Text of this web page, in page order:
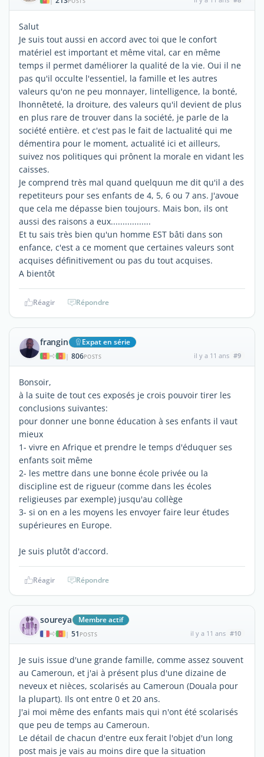
Salut
Je suis tout aussi en accord avec toi que le confort
matériel est important et même vital, car en même
temps il permet daméliorer la qualité de la vie. Oui il ne
pas qu'il occulte l'essentiel, la famille et les autres
valeurs qu'on ne peu monnayer, lintelligence, la bonté,
lhonnêteté, la droiture, des valeurs qu'il devient de plus
en plus rare de trouver dans la société, je parle de la
société entière. et c'est pas le fait de lactualité qui me
démentira pour le moment, actualité ici et ailleurs,
suivez nos politiques qui prônent la morale en vidant les
caisses.
Je comprend très mal quand quelquun me dit qu'il a des
repetiteurs pour ses enfants de 4, 5, 6 ou 7 ans. J'avoue
que cela me dépasse bien toujours. Mais bon, ils ont
aussi des raisons a eux.................
Et tu sais très bien qu'un homme EST bâti dans son
enfance, c'est a ce moment que certaines valeurs sont
acquises définitivement ou pas du tout acquises.
A bientôt
Réagir Répondre
frangin Expat en série
| 806POSTS il y a 11 ans #9
Bonsoir,
à la suite de tout ces exposés je crois pouvoir tirer les
conclusions suivantes:
pour donner une bonne éducation à ses enfants il vaut
mieux
1- vivre en Afrique et prendre le temps d'éduquer ses
enfants soit même
2- les mettre dans une bonne école privée ou la
discipline est de rigueur (comme dans les écoles
religieuses par exemple) jusqu'au collège
3- si on en a les moyens les envoyer faire leur études
supérieures en Europe.
Je suis plutôt d'accord.
Réagir Répondre
soureya Membre actif
| 51 POSTS il y a 11 ans #10
Je suis issue d'une grande famille, comme assez souvent
au Cameroun, et j'ai à présent plus d'une dizaine de
neveux et nièces, scolarisés au Cameroun (Douala pour
la plupart). Ils ont entre 0 et 20 ans.
J'ai moi même des enfants mais qui n'ont été scolarisés
que peu de temps au Cameroun.
Le détail de chacun d'entre eux ferait l'objet d'un long
post mais je vais au moins dire que la situation